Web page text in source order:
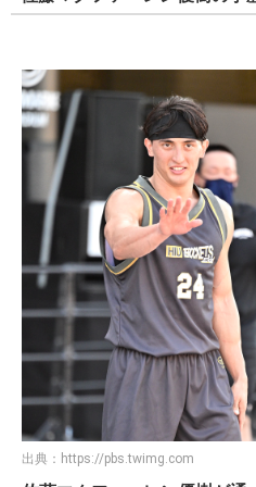
出典： https://pbs.twimg.com